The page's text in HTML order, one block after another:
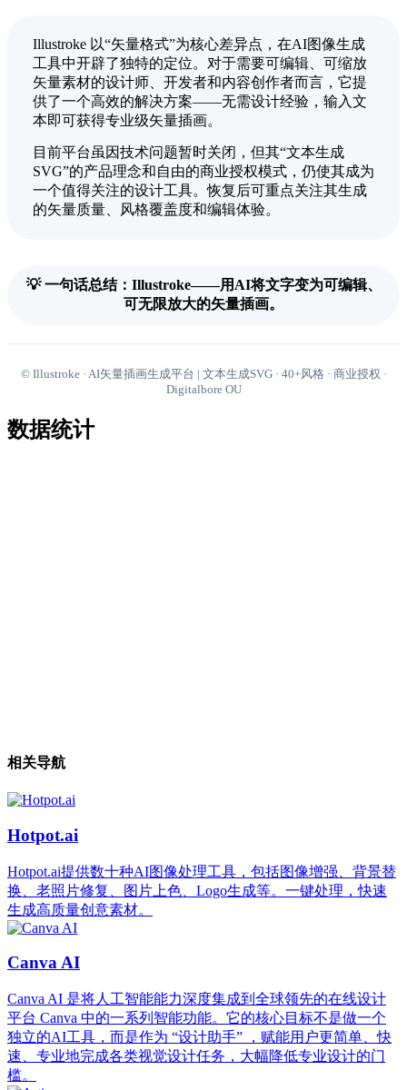
Illustroke 以“矢量格式”为核心差异点，在AI图像生成
工具中开辟了独特的定位。对于需要可编辑、可缩放
矢量素材的设计师、开发者和内容创作者而言，它提
供了一个高效的解决方案——无需设计经验，输入文
本即可获得专业级矢量插画。
目前平台虽因技术问题暂时关闭，但其“文本生成
SVG”的产品理念和自由的商业授权模式，仍使其成为
一个值得关注的设计工具。恢复后可重点关注其生成
的矢量质量、风格覆盖度和编辑体验。
💡 一句话总结：Illustroke——用AI将文字变为可编辑、
可无限放大的矢量插画。
© Illustroke · AI矢量插画生成平台 | 文本生成SVG · 40+风格 · 商业授权 ·
Digitalbore OU
数据统计
相关导航
Hotpot.ai
Hotpot.ai提供数十种AI图像处理工具，包括图像增强、背景替
换、老照片修复、图片上色、Logo生成等。一键处理，快速
生成高质量创意素材。
Canva AI
Canva AI 是将人工智能能力深度集成到全球领先的在线设计
平台 Canva 中的一系列智能功能。它的核心目标不是做一个
独立的AI工具，而是作为 “设计助手” ，赋能用户更简单、快
速、专业地完成各类视觉设计任务，大幅降低专业设计的门
槛。